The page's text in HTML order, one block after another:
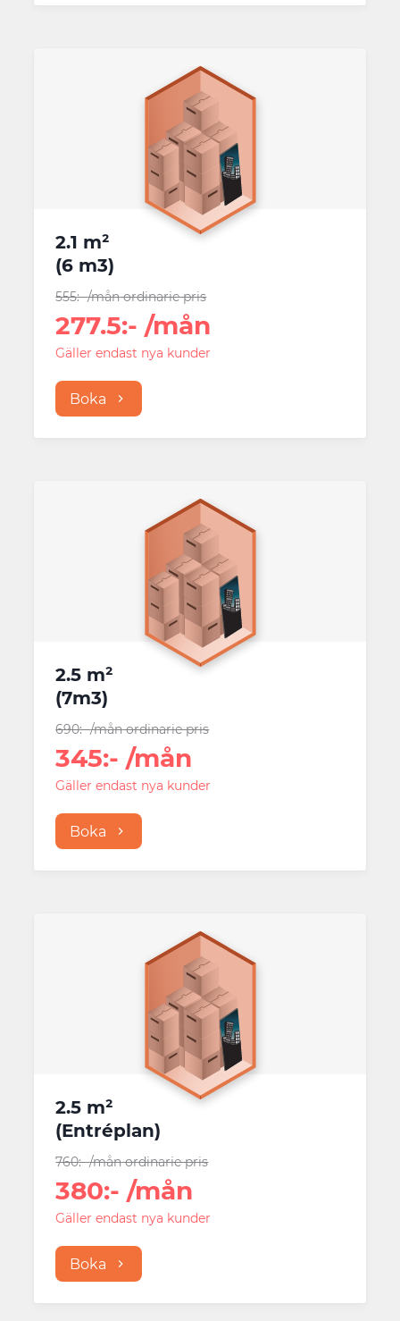
2.1 m²
(6 m3)
555:-/månordinarie pris
277.5:- /mån
Gäller endast nya kunder
Boka
2.5 m²
(7m3)
690:-/månordinarie pris
345:- /mån
Gäller endast nya kunder
Boka
2.5 m²
(Entréplan)
760:-/månordinarie pris
380:- /mån
Gäller endast nya kunder
Boka